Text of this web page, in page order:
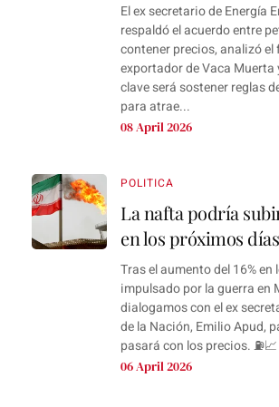
El ex secretario de Energía
respaldó el acuerdo entre
contener precios, analizó
exportador de Vaca
clave será sostener reglas
para atrae...
08 April 2026
POLITICA
La nafta podría
en los próximos días
Tras el aumento del 16%
impulsado por la guerra en
dialogamos con el ex
de la Nación, Emilio Apud,
pasará con los precios.
06 April 2026